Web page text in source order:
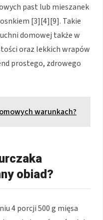
past lub mieszanek
[3][4][9]. Takie
domowej także w
oraz lekkich wrapów
prostego, zdrowego
warunkach?
obiad?
4 porcji 500 g mięsa